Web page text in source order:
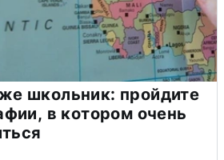
школьник: пройдите
в котором очень